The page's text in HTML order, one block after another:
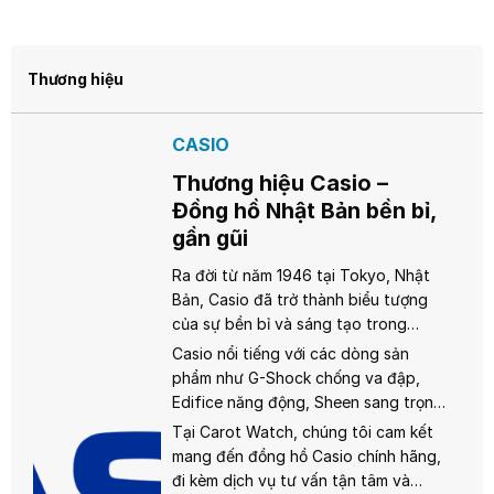
Thương hiệu
CASIO
Thương hiệu Casio –
Đồng hồ Nhật Bản bền bỉ,
gần gũi
Ra đời từ năm 1946 tại Tokyo, Nhật
Bản, Casio đã trở thành biểu tượng
của sự bền bỉ và sáng tạo trong
ngành đồng hồ. Từ chiếc đồng hồ
điện tử đầu tiên Casiotron năm 1974,
Casio không ngừng đổi mới, mang
đến những sản phẩm chất lượng với
giá cả phải chăng, phù hợp cho mọi
đối tượng từ học sinh, sinh viên đến
Casio nổi tiếng với các dòng sản
phẩm như G-Shock chống va đập,
Edifice năng động, Sheen sang trọng
dành cho phái nữ, và đặc biệt là
dòng Vintage với phong cách cổ
điển, thời thượng. Mỗi chiếc đồng hồ
Tại Carot Watch, chúng tôi cam kết
mang đến đồng hồ Casio chính hãng,
đi kèm dịch vụ tư vấn tận tâm và